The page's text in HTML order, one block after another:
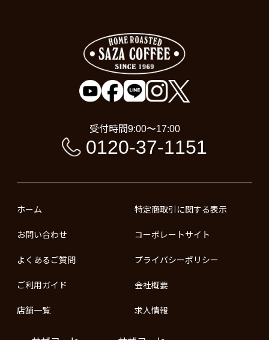
受付時間9:00〜17:00
0120-37-1151
ホーム
お問い合わせ
よくあるご質問
ご利用ガイド
店舗一覧
特定商取引に関する表示
コーポレートサイト
プライバシーポリシー
会社概要
求人情報